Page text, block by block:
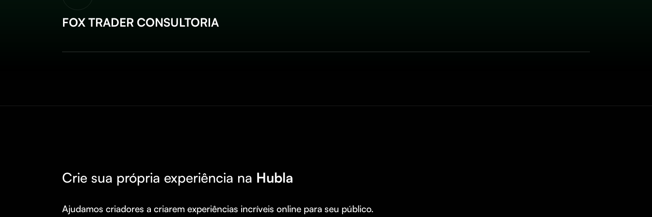
FOX TRADER CONSULTORIA
Crie sua própria experiência na Hubla
Ajudamos criadores a criarem experiências incríveis online para seu público.